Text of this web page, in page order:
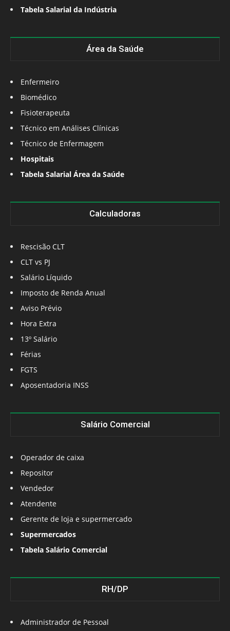
Tabela Salarial da Indústria
Área da Saúde
Enfermeiro
Biomédico
Fisioterapeuta
Técnico em Análises Clínicas
Técnico de Enfermagem
Hospitais
Tabela Salarial Área da Saúde
Calculadoras
Rescisão CLT
CLT vs PJ
Salário Líquido
Imposto de Renda Anual
Aviso Prévio
Hora Extra
13º Salário
Férias
FGTS
Aposentadoria INSS
Salário Comercial
Operador de caixa
Repositor
Vendedor
Atendente
Gerente de loja e supermercado
Supermercados
Tabela Salário Comercial
RH/DP
Administrador de Pessoal